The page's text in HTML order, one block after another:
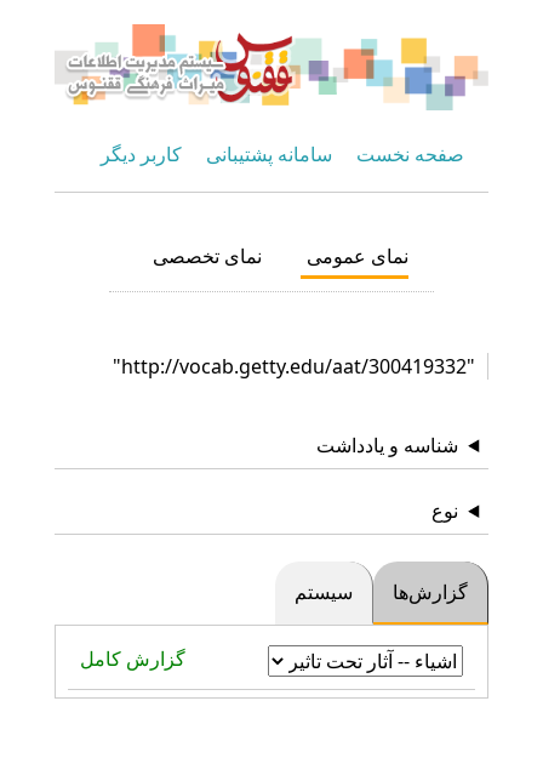
صفحه نخست سامانه پشتیبانی کاربر دیگر
نمای عمومی نمای تخصصی
"http://vocab.getty.edu/aat/300419332"
شناسه و یادداشت
نوع
گزارش‌ها سیستم
گزارش کامل